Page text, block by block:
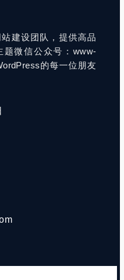
建设团队，提供高品
题微信公众号：www-
的每一位朋友